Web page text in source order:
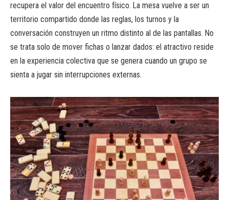
recupera el valor del encuentro físico. La mesa vuelve a ser un
territorio compartido donde las reglas, los turnos y la
conversación construyen un ritmo distinto al de las pantallas. No
se trata solo de mover fichas o lanzar dados: el atractivo reside
en la experiencia colectiva que se genera cuando un grupo se
sienta a jugar sin interrupciones externas.